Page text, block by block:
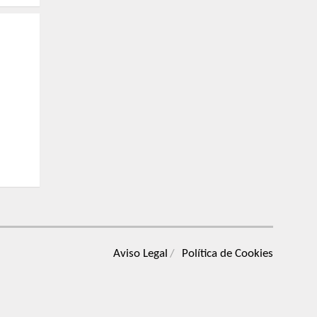
Aviso Legal Política de Cookies